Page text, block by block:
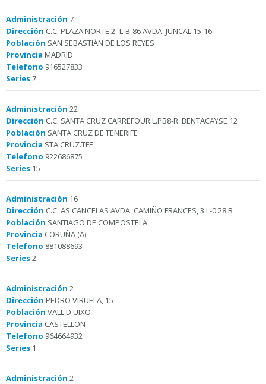
Administración 7
Dirección C.C. PLAZA NORTE 2- L-B-86 AVDA. JUNCAL 15-16
Población SAN SEBASTIÁN DE LOS REYES
Provincia MADRID
Telefono 916527833
Series7
Administración 22
Dirección C.C. SANTA CRUZ CARREFOUR L.PB8-R. BENTACAYSE 12
Población SANTA CRUZ DE TENERIFE
Provincia STA.CRUZ.TFE
Telefono 922686875
Series 15
Administración 16
Dirección C.C. AS CANCELAS AVDA. CAMIÑO FRANCES, 3 L-0.28 B
Población SANTIAGO DE COMPOSTELA
Provincia CORUÑA (A)
Telefono 881088693
Series2
Administración 2
Dirección PEDRO VIRUELA, 15
Población VALL D'UIXO
Provincia CASTELLON
Telefono 964664932
Series 1
Administración 2